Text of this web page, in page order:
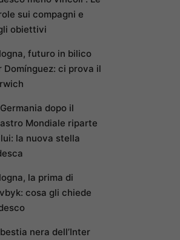
sui compagni e
obiettivi
futuro in bilico
Domínguez: ci prova il
dopo il
Mondiale riparte
la nuova stella
la prima di
cosa gli chiede
nera dell’Inter